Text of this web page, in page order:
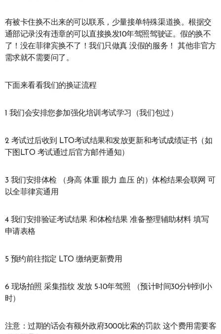
有被卡住换不出来的可以联系，少量接单特殊渠道换。根据交
通部记录没有违章的可以直接换发10年驾照驾驶证。假的换不
了！没在菲律宾换不了！我们只做真 没假的服务！ 其他非官方
需求就不需要问了。
下面来看看我们的换证流程
1 我们会安排您参加强化培训考试学习（我们包过）
2 考试过后收到 LTO考试结果和发放更新和考试成绩证书（如
下图LTO 考试通过后官方邮件通知）
3 我们安排体检 （身高 体重 眼力 血压 的）体检结果会联网 可
以全菲律宾通用
4 我们安排验证考试结果 和体检结果 准备整理辅助材料 填写
申请表格
5 预约前往指定 LTO 缴纳更新费用
6 现场拍照 采集指纹 发放 5-10年驾照 （预计时间30分钟到1小
时）
注意：过期的话会有额外政府3000比索的罚款 这个费用需要客